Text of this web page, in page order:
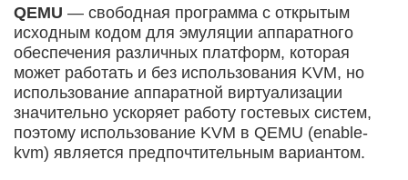
QEMU — свободная программа с открытым
исходным кодом для эмуляции аппаратного
обеспечения различных платформ, которая
может работать и без использования KVM, но
использование аппаратной виртуализации
значительно ускоряет работу гостевых систем,
поэтому использование KVM в QEMU (enable-
kvm) является предпочтительным вариантом.